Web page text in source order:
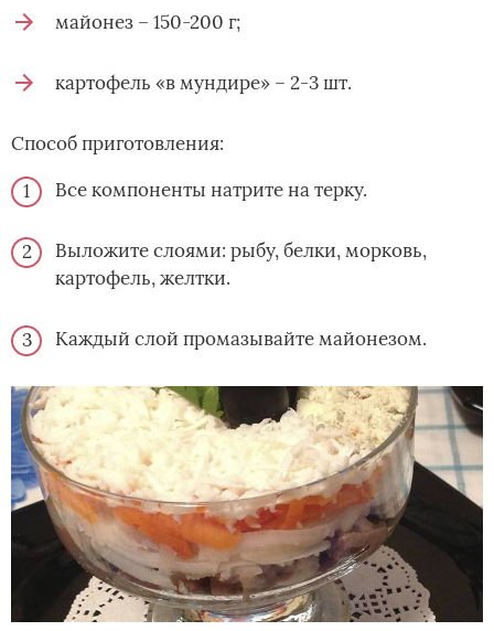
майонез – 150-200 г;
картофель «в мундире» – 2-3 шт.
Способ приготовления:
Все компоненты натрите на терку.
Выложите слоями: рыбу, белки, морковь,
картофель, желтки.
Каждый слой промазывайте майонезом.